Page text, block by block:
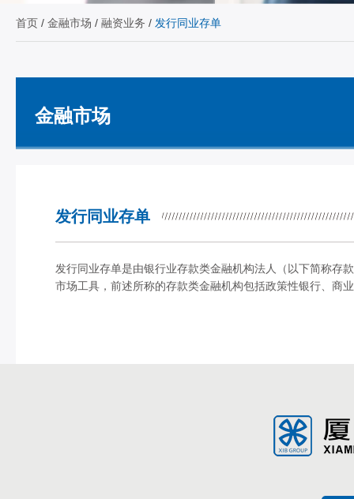
首页/ 金融市场 / 融资业务 / 发行同业存单
金融市场
发行同业存单
发行同业存单是由银行业存款类金融机构法人（以下简称存
市场工具，前述所称的存款类金融机构包括政策性银行、商